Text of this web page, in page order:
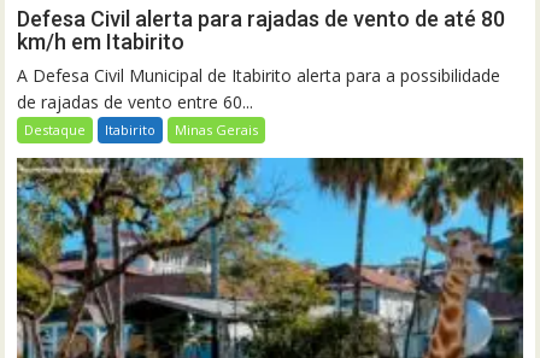
Defesa Civil alerta para rajadas de vento de até 80
km/h em Itabirito
A Defesa Civil Municipal de Itabirito alerta para a possibilidade
de rajadas de vento entre 60...
Destaque Itabirito Minas Gerais